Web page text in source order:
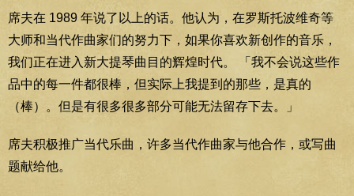
席夫在 1989 年说了以上的话。他认为，在罗斯托波维奇等
大师和当代作曲家们的努力下，如果你喜欢新创作的音乐，
我们正在进入新大提琴曲目的辉煌时代。 「我不会说这些作
品中的每一件都很棒，但实际上我提到的那些，是真的
（棒）。但是有很多很多部分可能无法留存下去。」
席夫积极推广当代乐曲，许多当代作曲家与他合作，或写曲
题献给他。